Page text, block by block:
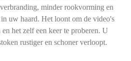
minder rookvorming en
uw haard. Het loont om de video's
het zelf een keer te proberen. U
rustiger en schoner verloopt.